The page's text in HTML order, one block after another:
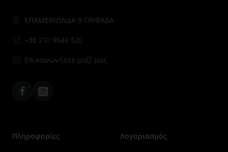
ΕΠΑΜΕΙΝΩΝΔΑ 9 ΓΛΥΦΑΔΑ
+30 210 9646 520
Επικοινωνήστε μαζί μας
FacebookInstagram
Πληροφορίες Λογαριασμός